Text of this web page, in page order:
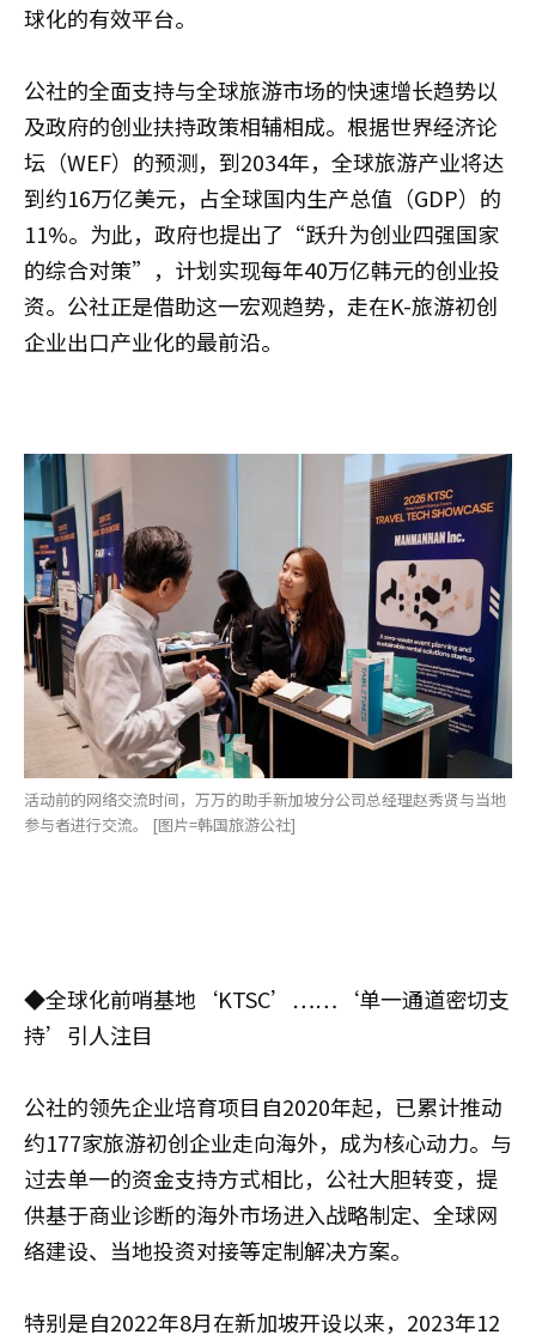
球化的有效平台。
公社的全面支持与全球旅游市场的快速增长趋势以
及政府的创业扶持政策相辅相成。根据世界经济论
坛（WEF）的预测，到2034年，全球旅游产业将达
到约16万亿美元，占全球国内生产总值（GDP）的
11%。为此，政府也提出了“跃升为创业四强国家
的综合对策”，计划实现每年40万亿韩元的创业投
资。公社正是借助这一宏观趋势，走在K-旅游初创
企业出口产业化的最前沿。
活动前的网络交流时间，万万的助手新加坡分公司总经理赵秀贤与当地
参与者进行交流。 [图片=韩国旅游公社]
◆全球化前哨基地‘KTSC’……‘单一通道密切支
持’引人注目
公社的领先企业培育项目自2020年起，已累计推动
约177家旅游初创企业走向海外，成为核心动力。与
过去单一的资金支持方式相比，公社大胆转变，提
供基于商业诊断的海外市场进入战略制定、全球网
络建设、当地投资对接等定制解决方案。
特别是自2022年8月在新加坡开设以来，2023年12